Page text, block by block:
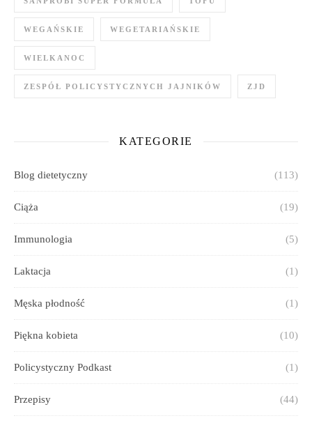
WEGAŃSKIE WEGETARIAŃSKIE
WIELKANOC
ZESPÓŁ POLICYSTYCZNYCH JAJNIKÓW ZJD
KATEGORIE
Blog dietetyczny (113)
Ciąża (19)
Immunologia (5)
Laktacja (1)
Męska płodność (1)
Piękna kobieta (10)
Policystyczny Podkast (1)
Przepisy (44)